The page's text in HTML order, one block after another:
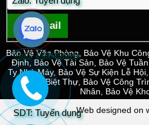
Gửi email
Bảo Vệ Văn Phòng, Bảo Vệ Khu
Định
Bảo Vệ Tài Sản Bảo Vệ
Ty Nhà Máy, Bảo Vệ Sự Kiện Lễ Hội,
Hộ - Biệt Thự, Bảo Vệ Công
Nhân
Bảo Vệ
Web designed on
Zalo: Kinh doanh
SDT: Tuyển dụng